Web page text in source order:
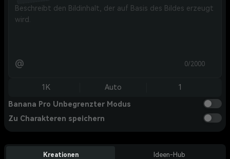
@ 0/2000
1K Auto 1
Banana Pro Unbegrenzter Modus
Zu Charakteren speichern
Kreationen Ideen-Hub